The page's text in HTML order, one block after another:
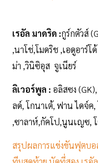
เรอัล มาดริด :กูร์กตัวส์
,นาโช่,โมดริช ,เอดูอาร์
ม่า ,วินิซิอุส จูเนียร์
ลิเวอร์พูล : อลิสซง
ลด์, โกนาเต้, ฟาน ไดจ์
,ซาลาห์,กัคโป,นูนเญซ,
สรุปผลการแข่งขันฟุตบ